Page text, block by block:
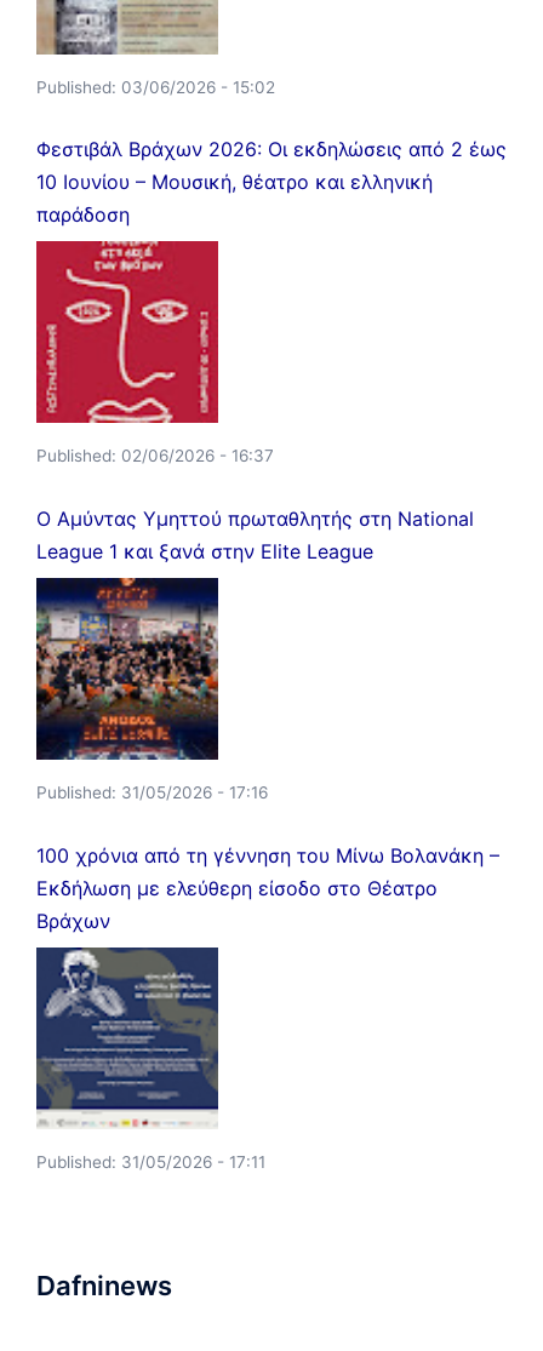
Published: 03/06/2026 - 15:02
Φεστιβάλ Βράχων 2026: Οι εκδηλώσεις από 2 έως
10 Ιουνίου – Μουσική, θέατρο και ελληνική
παράδοση
Published: 02/06/2026 - 16:37
Ο Αμύντας Υμηττού πρωταθλητής στη National
League 1 και ξανά στην Elite League
Published: 31/05/2026 - 17:16
100 χρόνια από τη γέννηση του Μίνω Βολανάκη –
Εκδήλωση με ελεύθερη είσοδο στο Θέατρο
Βράχων
Published: 31/05/2026 - 17:11
Dafninews